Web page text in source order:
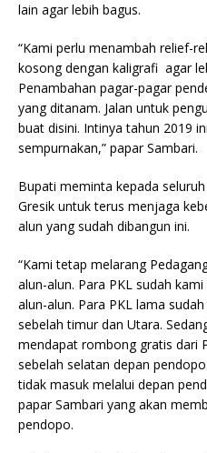
lain agar lebih bagus.
“Kami perlu menambah relief-
kosong dengan kaligrafi agar
Penambahan pagar-pagar
yang ditanam. Jalan untuk
buat disini. Intinya tahun 2019
sempurnakan,” papar Sambari.
Bupati meminta kepada
Gresik untuk terus menjaga
alun yang sudah dibangun ini.
“Kami tetap melarang
alun-alun. Para PKL sudah
alun-alun. Para PKL lama
sebelah timur dan Utara.
mendapat rombong gratis dari
sebelah selatan depan
tidak masuk melalui depan
papar Sambari yang akan
pendopo.